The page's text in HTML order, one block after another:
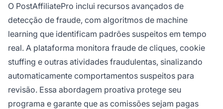
O PostAffiliatePro inclui recursos avançados de
detecção de fraude, com algoritmos de machine
learning que identificam padrões suspeitos em tempo
real. A plataforma monitora fraude de cliques, cookie
stuffing e outras atividades fraudulentas, sinalizando
automaticamente comportamentos suspeitos para
revisão. Essa abordagem proativa protege seu
programa e garante que as comissões sejam pagas